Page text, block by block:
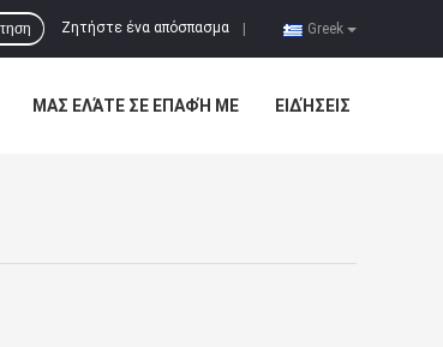
Greek
Ζητήστε ένα απόσπασμα
ΜΑΣ ΕΛΆΤΕ ΣΕ ΕΠΑΦΉ ΜΕ ΕΙΔΉΣΕΙΣ